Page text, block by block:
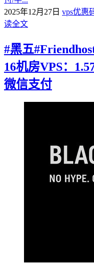
2025年12月27日 vps优惠
读全文
#黑五
16机房VPS：
微信支付